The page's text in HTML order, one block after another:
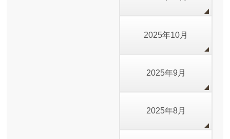
2025年10月
2025年9月
2025年8月